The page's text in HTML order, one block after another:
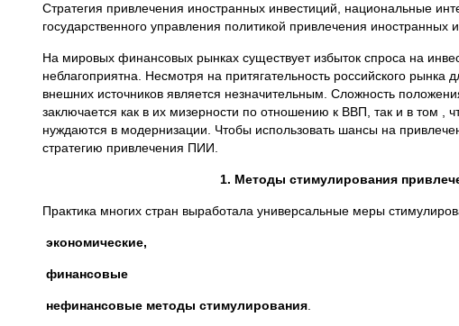
Стратегия привлечения иностранных инвестиций, национальные
государственного управления политикой привлечения иностранных
На мировых финансовых рынках существует избыток спроса на
неблагоприятна. Несмотря на притягательность российского
внешних источников является незначительным. Сложность
заключается как в их мизерности по отношению к ВВП, так и в том ,
нуждаются в модернизации. Чтобы использовать шансы на
стратегию привлечения ПИИ.
1. Методы стимулирования
Практика многих стран выработала универсальные меры
экономические,
финансовые
нефинансовые методы стимулирования